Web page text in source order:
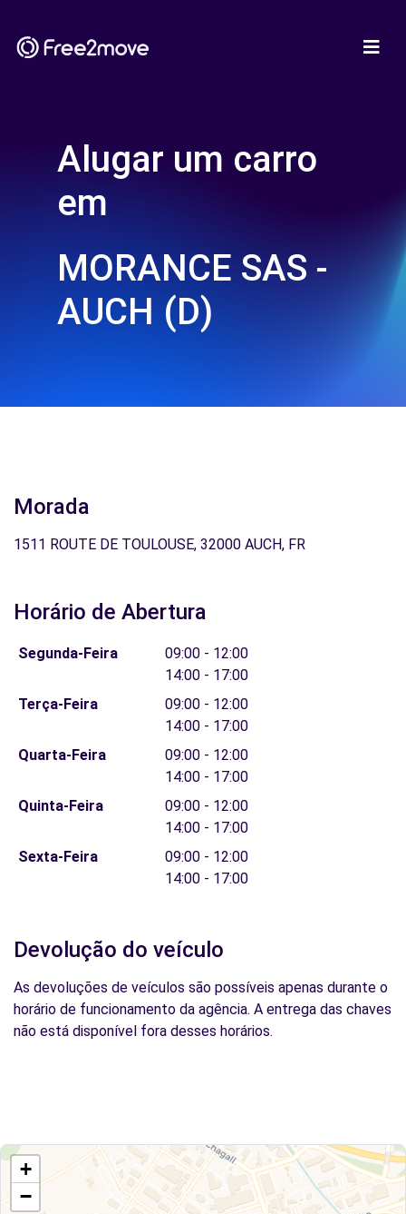
Alugar um carro
em
MORANCE SAS -
AUCH (D)
Morada
1511 ROUTE DE TOULOUSE, 32000 AUCH, FR
Horário de Abertura
Segunda-Feira
09:00 - 12:00
14:00 - 17:00
Terça-Feira
09:00 - 12:00
14:00 - 17:00
Quarta-Feira
09:00 - 12:00
14:00 - 17:00
Quinta-Feira
09:00 - 12:00
14:00 - 17:00
Sexta-Feira
09:00 - 12:00
14:00 - 17:00
Devolução do veículo
As devoluções de veículos são possíveis apenas durante o
horário de funcionamento da agência. A entrega das chaves
não está disponível fora desses horários.
+
−